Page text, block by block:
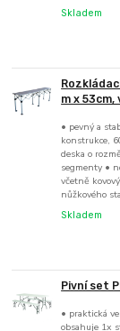
Skladem
m x 53cm,
• pevný a
konstrukce,
deska o
segmenty •
včetně
nůžkového
Skladem
Pivní set
• praktická
obsahuje 1x